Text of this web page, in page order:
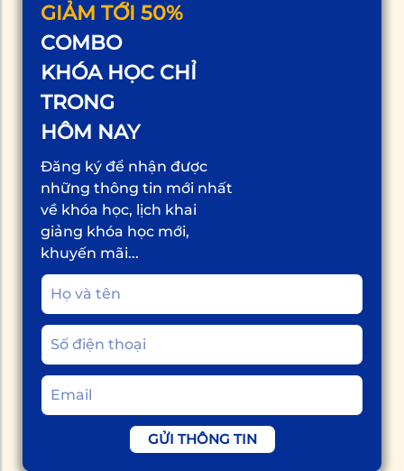
GIẢM TỚI 50%
COMBO
KHÓA HỌC CHỈ
TRONG
HÔM NAY
Đăng ký để nhận được
những thông tin mới nhất
về khóa học, lịch khai
giảng khóa học mới,
khuyến mãi...
GỬI THÔNG TIN